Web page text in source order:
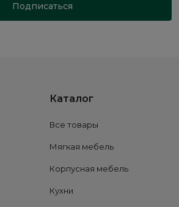
Подписаться
Каталог
Все товары
Мягкая мебель
Корпусная мебель
Кухни